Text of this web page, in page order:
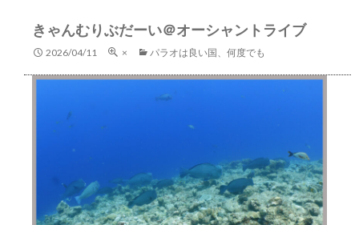
きゃんむりぶだーい＠オーシャントライブ
2026/04/11 × パラオは良い国、何度でも